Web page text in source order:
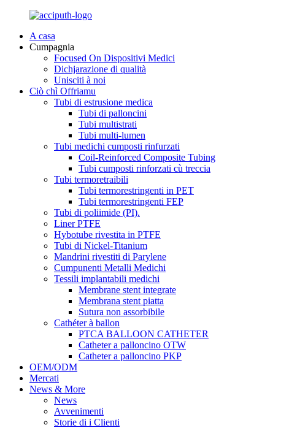
A casa
Cumpagnia
Focused On Dispositivi Medici
Dichjarazione di qualità
Unisciti à noi
Ciò chì Offriamu
Tubi di estrusione medica
Tubi di palloncini
Tubi multistrati
Tubi multi-lumen
Tubi medichi cumposti rinfurzati
Coil-Reinforced Composite Tubing
Tubi cumposti rinforzati cù treccia
Tubi termoretraibili
Tubi termorestringenti in PET
Tubi termorestringenti FEP
Tubi di poliimide (PI).
Liner PTFE
Hybotube rivestita in PTFE
Tubi di Nickel-Titanium
Mandrini rivestiti di Parylene
Cumpunenti Metalli Medichi
Tessili implantabili medichi
Membrane stent integrate
Membrana stent piatta
Sutura non assorbibile
Cathéter à ballon
PTCA BALLOON CATHETER
Catheter a palloncino OTW
Catheter a palloncino PKP
OEM/ODM
Mercati
News & More
News
Avvenimenti
Storie di i Clienti